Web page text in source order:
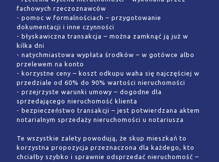
fachowych rzeczoznawców
- pomoc w formalnościach – przygotowanie
dokumentacji i inne czynności
- błyskawiczna transakcja – można zamknąć ją już w
kilka dni
- natychmiastowa wypłata środków – w gotówce albo
przelewem na konto
- korzystne ceny – koszt odkupu waha się najczęściej w
przedziale od 60% do 90% wartości nieruchomości
- przejrzyste warunki umowy – dogodne dla
sprzedającego nieruchomość klienta
- bezpieczeństwo transakcji – jest potwierdzana aktem
notarialnym sprzedaży nieruchomości u notariusza
Te wszystkie zalety powodują, że skup mieszkań to
korzystna propozycja przeznaczona dla każdego, kto
chciałby szybko i sprawnie odsprzedać nieruchomość –